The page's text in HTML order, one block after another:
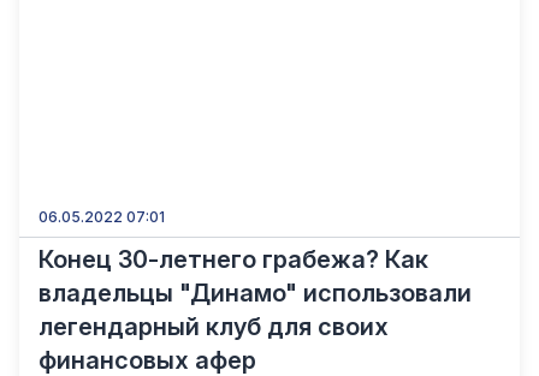
06.05.2022 07:01
Конец 30-летнего грабежа? Как
владельцы "Динамо" использовали
легендарный клуб для своих
финансовых афер